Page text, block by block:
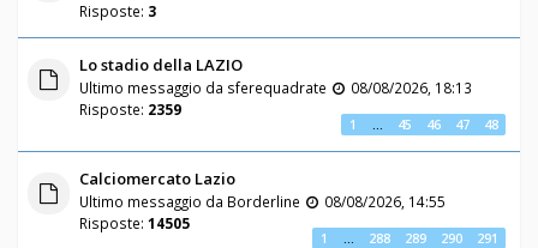
Risposte: 3
Lo stadio della LAZIO
Ultimo messaggio da sferequadrate
08/08/2026, 18:13
Risposte: 2359
1 … 45 46 47 48
Calciomercato Lazio
Ultimo messaggio da Borderline
08/08/2026, 14:55
Risposte: 14505
1 … 288 289 290 291